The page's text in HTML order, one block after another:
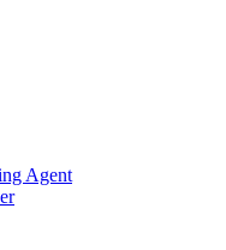
Agent